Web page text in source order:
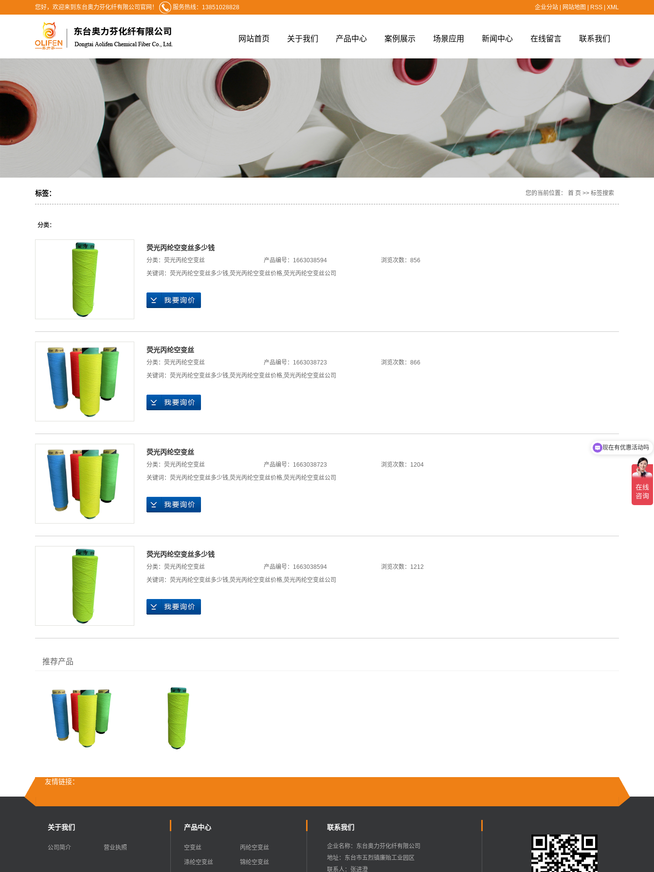
您好，欢迎来到东台奥力芬化纤有限公司官网！ 服务热线：13851028828 企业分站 网站地图 RSS XML
网站首页 关于我们
公司简介
营业执照
产品中心
空变丝
涤纶空变丝
锦纶空变丝
丙纶长丝
案例展示
发货案例
场景应用
场景应用
新闻中心
公司新闻
技术知识
在线留言 联系我们
标签： 您的当前位置： 首 页 >> 标签搜索
分类：
荧光丙纶空变丝多少钱
分类： 荧光丙纶空变丝 产品编号：1663038594
浏览次数：856
关键词： 荧光丙纶空变丝多少钱,荧光丙纶空变丝价格,荧光丙纶空变丝公司
荧光丙纶空变丝
分类： 荧光丙纶空变丝 产品编号：1663038723
浏览次数：866
关键词： 荧光丙纶空变丝多少钱,荧光丙纶空变丝价格,荧光丙纶空变丝公司
荧光丙纶空变丝
分类： 荧光丙纶空变丝 产品编号：1663038723
浏览次数：1204
关键词： 荧光丙纶空变丝多少钱,荧光丙纶空变丝价格,荧光丙纶空变丝公司
荧光丙纶空变丝多少钱
分类： 荧光丙纶空变丝 产品编号：1663038594
浏览次数：1212
关键词： 荧光丙纶空变丝多少钱,荧光丙纶空变丝价格,荧光丙纶空变丝公司
推荐产品
友情链接：
关于我们
公司简介 营业执照
产品中心
空变丝 丙纶空变丝
涤纶空变丝 锦纶空变丝
联系我们
企业名称：东台奥力芬化纤有限公司
地址：东台市五烈镇廉贻工业园区
联系人：张进澄
现在有优惠活动吗